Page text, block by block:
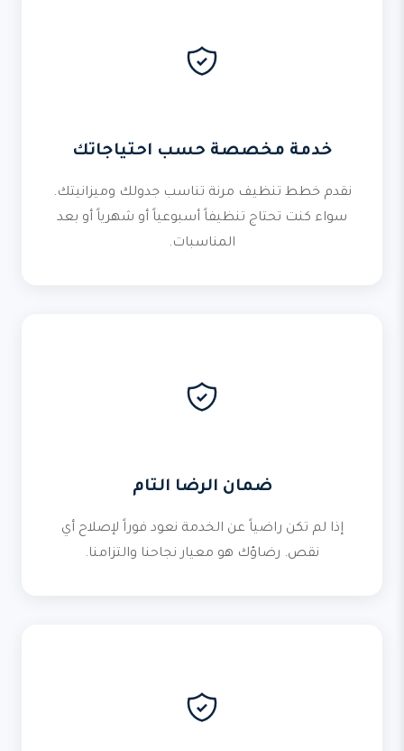
خدمة مخصصة حسب احتياجاتك
نقدم خطط تنظيف مرنة تناسب جدولك وميزانيتك.
سواء كنت تحتاج تنظيفاً أسبوعياً أو شهرياً أو بعد
المناسبات.
ضمان الرضا التام
إذا لم تكن راضياً عن الخدمة نعود فوراً لإصلاح أي
نقص. رضاؤك هو معيار نجاحنا والتزامنا.